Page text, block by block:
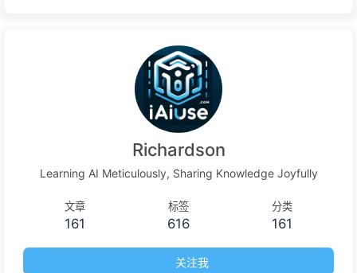
Richardson
Learning AI Meticulously, Sharing Knowledge Joyfully
文章
161
标签
616
分类
161
关注我